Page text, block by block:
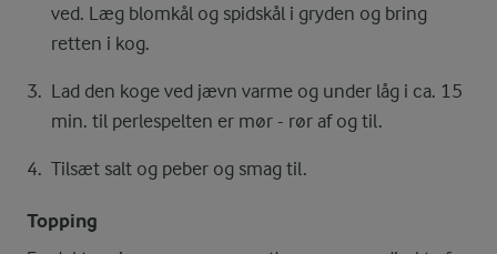
ved. Læg blomkål og spidskål i gryden og bring
retten i kog.
Lad den koge ved jævn varme og under låg i ca. 15
min. til perlespelten er mør - rør af og til.
Tilsæt salt og peber og smag til.
Topping